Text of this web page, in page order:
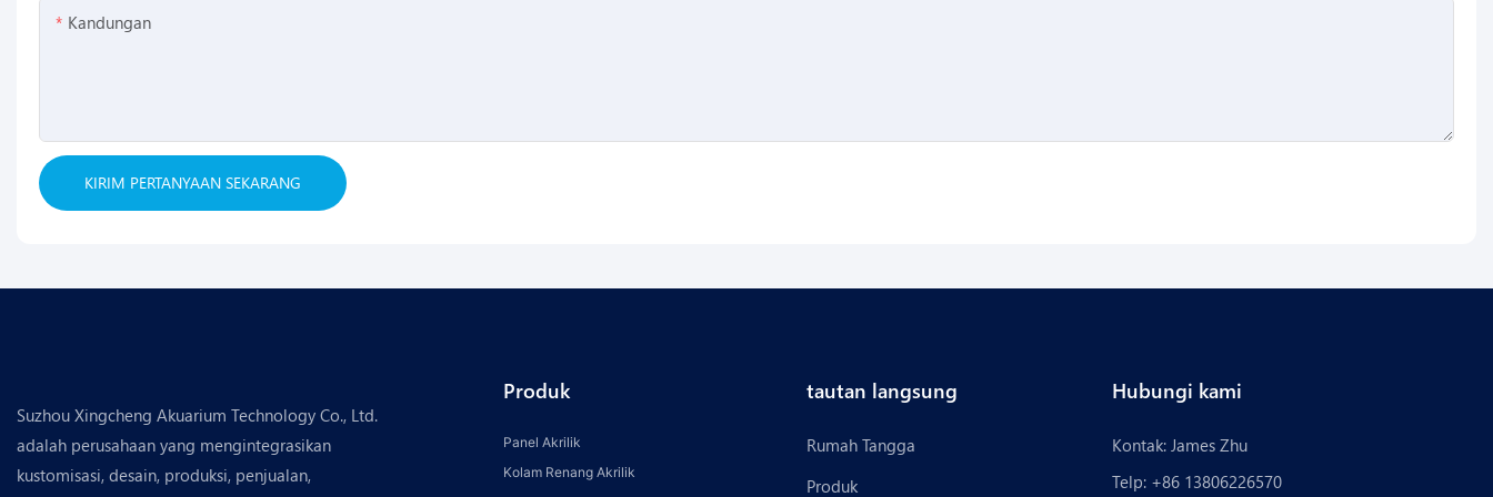
Kandungan
KIRIM PERTANYAAN SEKARANG
Suzhou Xingcheng Akuarium Technology Co., Ltd.
adalah perusahaan yang mengintegrasikan
kustomisasi, desain, produksi, penjualan,
Produk
Panel Akrilik
Kolam Renang Akrilik
tautan langsung
Rumah Tangga
Produk
Hubungi kami
Kontak: James Zhu
Telp: +86 13806226570